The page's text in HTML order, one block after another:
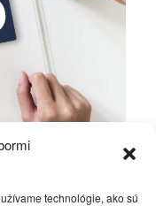
technológie, ako sú